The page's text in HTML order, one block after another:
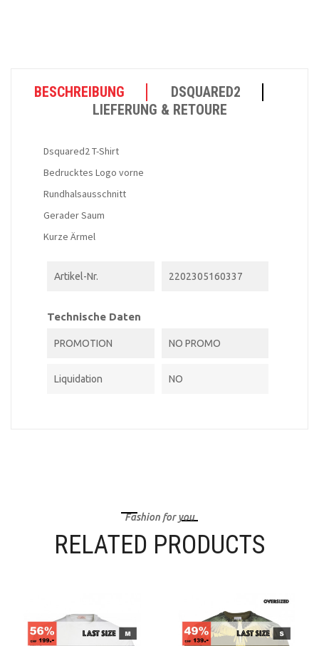
BESCHREIBUNG
DSQUARED2
LIEFERUNG & RETOURE
Dsquared2 T-Shirt
Bedrucktes Logo vorne
Rundhalsausschnitt
Gerader Saum
Kurze Ärmel
Artikel-Nr. 2202305160337
Technische Daten
PROMOTION NO PROMO
Liquidation NO
Fashion for you
RELATED PRODUCTS